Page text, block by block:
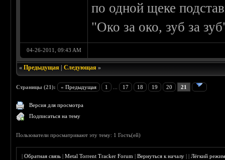
по одной щеке
"Око за око, зуб за
04-26-2011, 09:43 AM
«Предыдущая |Следующая »
Страницы (21): « Предыдущая 1 17 18 19 20 21
Версия для просмотра
Подписаться на тему
Пользователи просматривают эту тему: 1 Гость(ей)
|Обратная связь |Metal Torrent Tracker Forum |Вернуться к началу ||Лёгкий